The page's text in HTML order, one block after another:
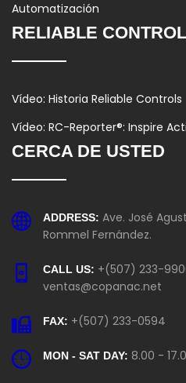
Automatización
RELIABLE
Vídeo: Historia Reliable Controls
Vídeo: RC-Reporter®: Inspire
CERCA DE USTED
ADDRESS: Ave. José
Rommel Fernández.
CALL US: +(507) 233-
ventas@copanac.net
FAX: +(507) 233-0594
MON - SAT DAY: 8.00 -